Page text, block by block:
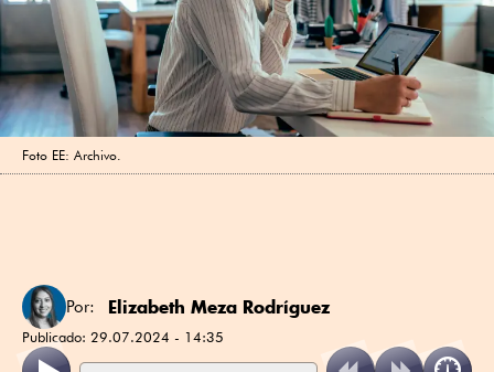
Foto EE: Archivo.
Por: Elizabeth Meza Rodríguez
Publicado: 29.07.2024 - 14:35